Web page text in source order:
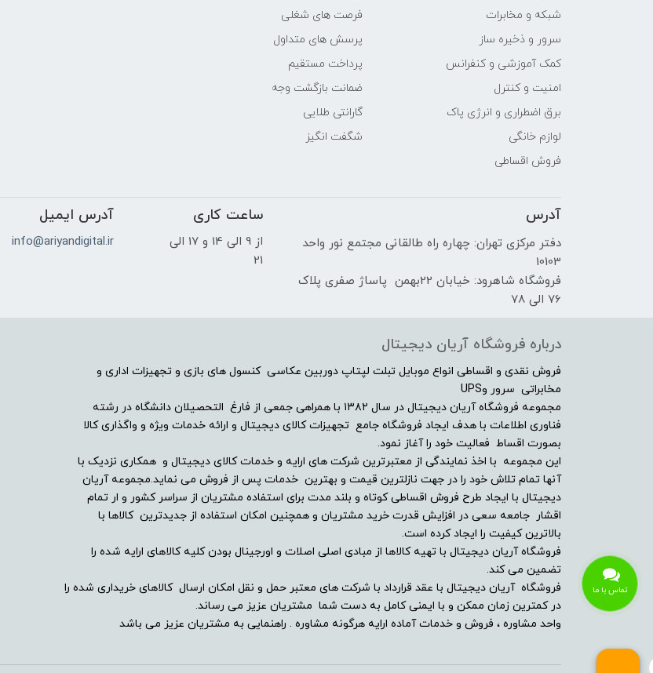
صفحه نمایش مات
درایو نوری
توضیحات درایو نوری
بلندگوهای استریو
پورت HDMI
تعداد پورت USB 3.1
تعداد پورت USB 3.0
طبقه‌بندی کاربری مالتی‌مدیا ,
سیستم عامل فاقد
اقلام همراه لپ تاپ
شبکه و مخابرات
سرور و ذخیره ساز
کمک آموزشی و کنفرانس
امنیت و کنترل
برق اضطراری و انرژی پاک
لوازم خانگی
فروش اقساطی
فرصت های شغلی
پرسش های متداول
پرداخت مستقیم
ضمانت بازگشت وجه
گارانتی طلایی
شگفت انگیز
آدرس
دفتر مرکزی تهران: چهاره راه طالقانی مجتمع نور واحد
10103
فروشگاه شاهرود: خیابان 22بهمن پاساژ صفری پلاک
76 الی 78
ساعت کاری
از 9 الی 14 و 17 الی
21
آدرس ایمیل
info@ariyandigital.ir
درباره فروشگاه آریان دیجیتال
فروش نقدی و اقساطی انواع موبایل تبلت لپتاپ دوربین عکاسی کنسول های بازی و تجهیزات اداری و
مخابراتی سرور وUPS
مجموعه فروشگاه آریان دیجیتال در سال ۱۳۸۲ با همراهی جمعی از فارغ التحصیلان دانشگاه در رشته
فناوری اطلاعات با هدف ایجاد فروشگاه جامع تجهیزات کالای دیجیتال و ارائه خدمات ویژه و واگذاری کالا
بصورت اقساط فعالیت خود را آغاز نمود.
این مجموعه با اخذ نمایندگی از معتبرترین شرکت های ارایه و خدمات کالای دیجیتال و همکاری نزدیک با
آنها تمام تلاش خود را در جهت نازلترین قیمت و بهترین خدمات پس از فروش می نماید.مجموعه آریان
دیجیتال با ایجاد طرح فروش اقساطی کوتاه و بلند مدت برای استفاده مشتریان از سراسر کشور و ار تمام
اقشار جامعه سعی در افزایش قدرت خرید مشتریان و همچنین امکان استفاده از جدیدترین کالاها با
بالاترین کیفیت را ایجاد کرده است.
فروشگاه آریان دیجیتال با تهیه کالاها از مبادی اصلی اصلات و اورجینال بودن کلیه کالاهای ارایه شده را
تضمین می کند.
فروشگاه آریان دیجیتال با عقد قرارداد با شرکت های معتبر حمل و نقل امکان ارسال کالاهای خریداری شده را
در کمترین زمان ممکن و با ایمنی کامل به دست شما مشتریان عزیز می رساند.
واحد مشاوره ، فروش و خدمات آماده ارایه هرگونه مشاوره . راهنمایی به مشتریان عزیز می باشد
تماس با ما